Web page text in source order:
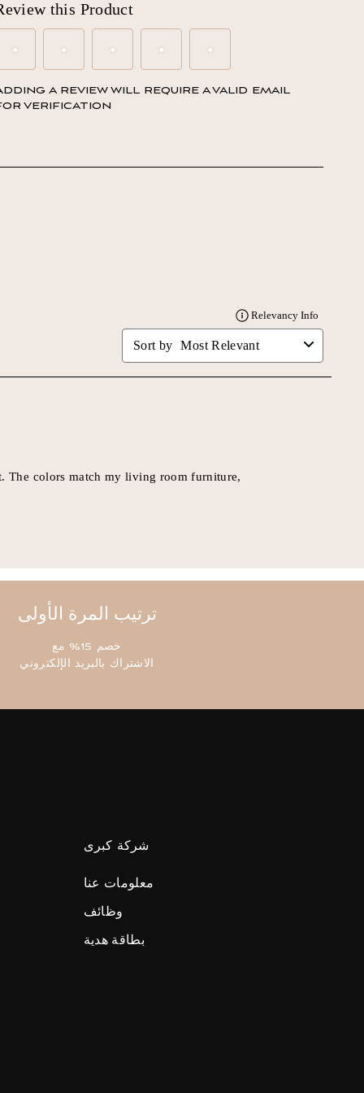
ترتيب المرة الأولى
خصم 15% مع
الاشتراك بالبريد الإلكتروني
شركة كبرى
معلومات عنا
وظائف
بطاقة هدية